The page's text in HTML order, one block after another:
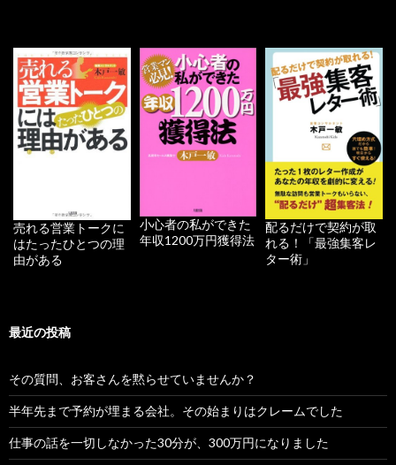
売れる営業トークに
はたったひとつの理
由がある
小心者の私ができた
年収1200万円獲得法
配るだけで契約が取
れる！「最強集客レ
ター術」
最近の投稿
その質問、お客さんを黙らせていませんか？
半年先まで予約が埋まる会社。その始まりはクレームでした
仕事の話を一切しなかった30分が、300万円になりました